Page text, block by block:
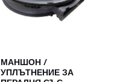
МАНШОН /
УПЛЪТНЕНИЕ ЗА